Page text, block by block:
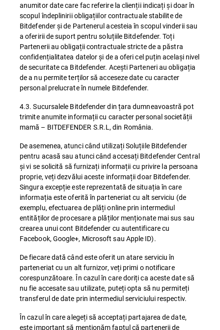
anumitor date care fac referire la clienții indicați și doar în
scopul îndeplinirii obligațiilor contractuale stabilite de
Bitdefender și de Partenerul acesteia în scopul vinderii sau
a oferirii de suport pentru soluțiile Bitdefender. Toți
Partenerii au obligații contractuale stricte de a păstra
confidențialitatea datelor și de a oferi cel puțin același nivel
de securitate ca Bitdefender. Acești Parteneri au obligația
de a nu permite terților să acceseze date cu caracter
personal prelucrate în numele Bitdefender.
4.3. Sucursalele Bitdefender din țara dumneavoastră pot
trimite anumite informații cu caracter personal societății
mamă – BITDEFENDER S.R.L, din România.
De asemenea, atunci când utilizați Soluțiile Bitdefender
pentru acasă sau atunci când accesați Bitdefender Central
și vi se solicită să furnizați informații cu privire la persoana
proprie, veți dezvălui aceste informații doar Bitdefender.
Singura excepție este reprezentată de situația în care
informația este oferită în parteneriat cu alt serviciu (de
exemplu, efectuarea de plăți online prin intermediul
entităților de procesare a plăților menționate mai sus sau
crearea unui cont Bitdefender cu autentificare cu
Facebook, Google+, Microsoft sau Apple ID).
De fiecare dată când este oferit un atare serviciu în
parteneriat cu un alt furnizor, veți primi o notificare
corespunzătoare. În cazul în care doriți ca aceste date să
nu fie accesate sau utilizate, puteți opta să nu permiteți
transferul de date prin intermediul serviciului respectiv.
În cazul în care alegeți să acceptați partajarea de date,
este important să menționăm faptul că partenerii de